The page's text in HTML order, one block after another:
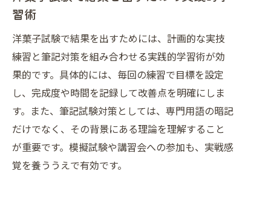
とは
菓子検定の過去問活用と新傾向対策のコツ
洋菓子試験の過去問を活用した学習方
法
洋菓子技能検定2級過去問の有効な使
い方
洋菓子の新傾向問題に対応する勉強法
習術
洋菓子試験で結果を出すためには、計画的な実技
練習と筆記対策を組み合わせる実践的学習術が効
果的です。具体的には、毎回の練習で目標を設定
し、完成度や時間を記録して改善点を明確にしま
す。また、筆記試験対策としては、専門用語の暗記
だけでなく、その背景にある理論を理解すること
が重要です。模擬試験や講習会への参加も、実戦感
覚を養ううえで有効です。